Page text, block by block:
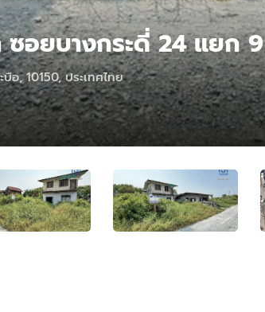
ซอยบางกระดี่ 24 แยก
อ, 10150, ประเทศไทย